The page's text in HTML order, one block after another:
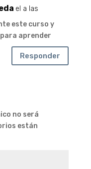
el a las
este curso y
aprender
Responder
no será
están